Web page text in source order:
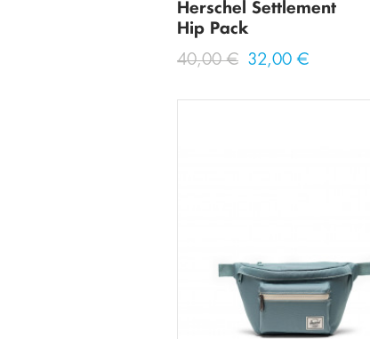
Herschel Settlement
Hip Pack
40,00 € 32,00 €